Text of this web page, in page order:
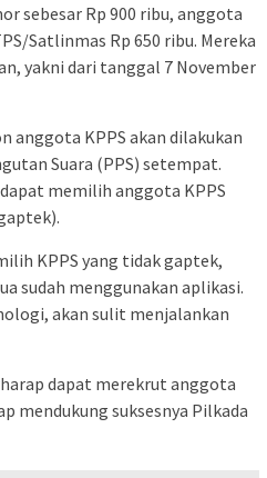
sebesar Rp 900 ribu, anggota
Satlinmas Rp 650 ribu. Mereka
yakni dari tanggal 7 November
anggota KPPS akan dilakukan
Suara (PPS) setempat.
memilih anggota KPPS
KPPS yang tidak gaptek,
sudah menggunakan aplikasi.
akan sulit menjalankan
dapat merekrut anggota
mendukung suksesnya Pilkada